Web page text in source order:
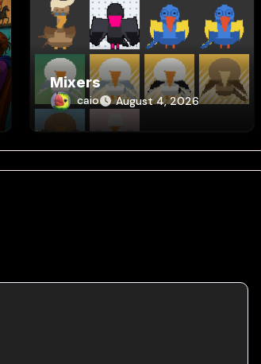
Mixers
caio August 4, 2026